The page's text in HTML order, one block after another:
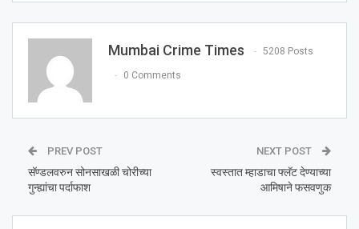
Mumbai Crime Times 5208 Posts
0 Comments
PREV POST
सॅण्डलवरुन सोनसाखळी चोरीच्या
गुन्ह्यांचा पर्दाफाश
NEXT POST
स्वस्तात म्हाडाचा फ्लॅट देण्याच्या
आमिषाने फसवणुक